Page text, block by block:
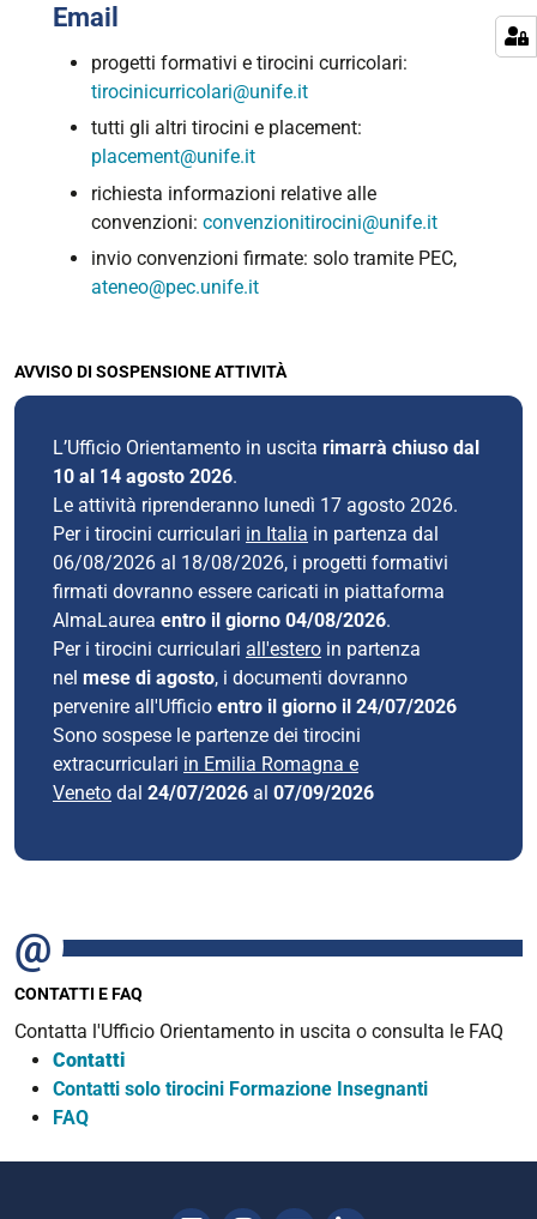
Email
progetti formativi e tirocini curricolari:
tirocinicurricolari@unife.it
tutti gli altri tirocini e placement:
placement@unife.it
richiesta informazioni relative alle
convenzioni: convenzionitirocini@unife.it
invio convenzioni firmate: solo tramite PEC,
ateneo@pec.unife.it
AVVISO DI SOSPENSIONE ATTIVITÀ
L’Ufficio Orientamento in uscita rimarrà chiuso dal
10 al 14 agosto 2026.
Le attività riprenderanno lunedì 17 agosto 2026.
Per i tirocini curriculari in Italia in partenza dal
06/08/2026 al 18/08/2026, i progetti formativi
firmati dovranno essere caricati in piattaforma
AlmaLaurea entro il giorno 04/08/2026.
Per i tirocini curriculari all'estero in partenza
nel mese di agosto, i documenti dovranno
pervenire all'Ufficio entro il giorno il 24/07/2026
Sono sospese le partenze dei tirocini
extracurriculari in Emilia Romagna e
Veneto dal 24/07/2026 al 07/09/2026
CONTATTI E FAQ
Contatta l'Ufficio Orientamento in uscita o consulta le FAQ
Contatti
Contatti solo tirocini Formazione Insegnanti
FAQ